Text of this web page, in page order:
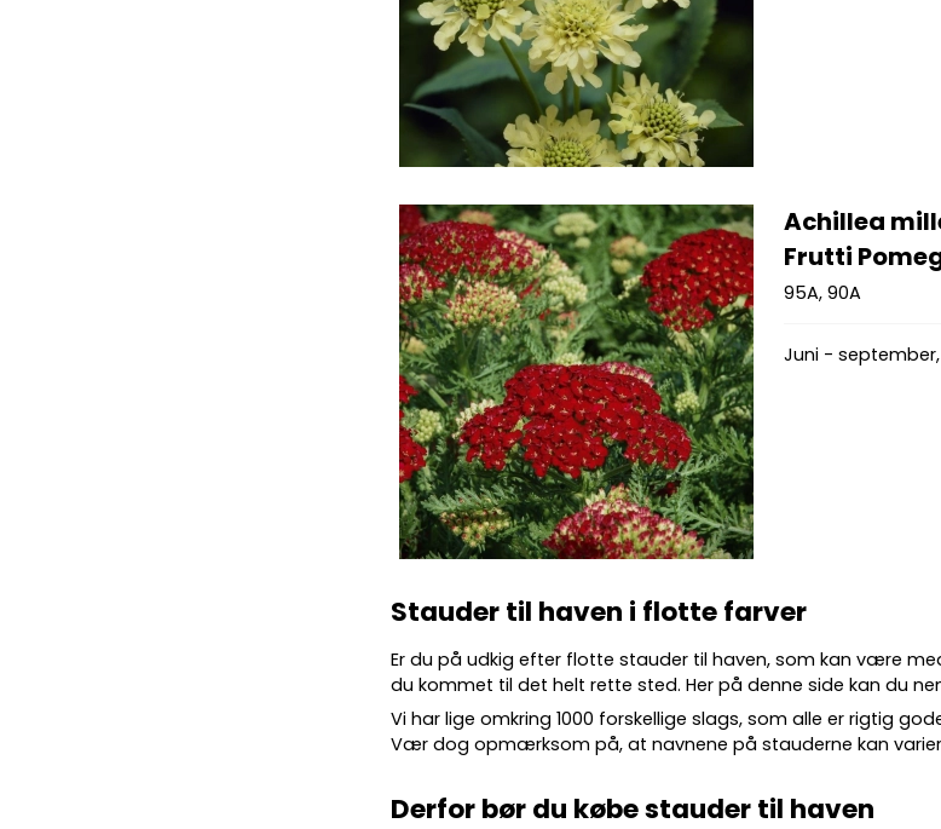
Achillea
Frutti
95A, 90A
Juni -
Stauder til haven i flotte farver
Er du på udkig efter flottestauder til haven, som kan være
du kommet til det helt rette sted. Her på denne side kan du
Vi har lige omkring 1000 forskellige slags, som alle er rigtig
Vær dog opmærksom på, at navnene på stauderne kan
Derfor bør du købe stauder til haven